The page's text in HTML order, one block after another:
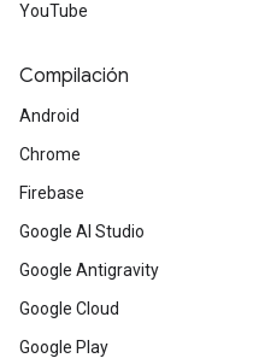
YouTube
Compilación
Android
Chrome
Firebase
Google AI Studio
Google Antigravity
Google Cloud
Google Play